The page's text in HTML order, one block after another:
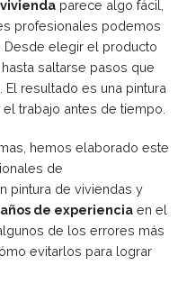
parece algo fácil,
profesionales podemos
elegir el producto
saltarse pasos que
resultado es una pintura
trabajo antes de tiempo.
hemos elaborado este
de
pintura de viviendas y
de experiencia en el
de los errores más
evitarlos para lograr